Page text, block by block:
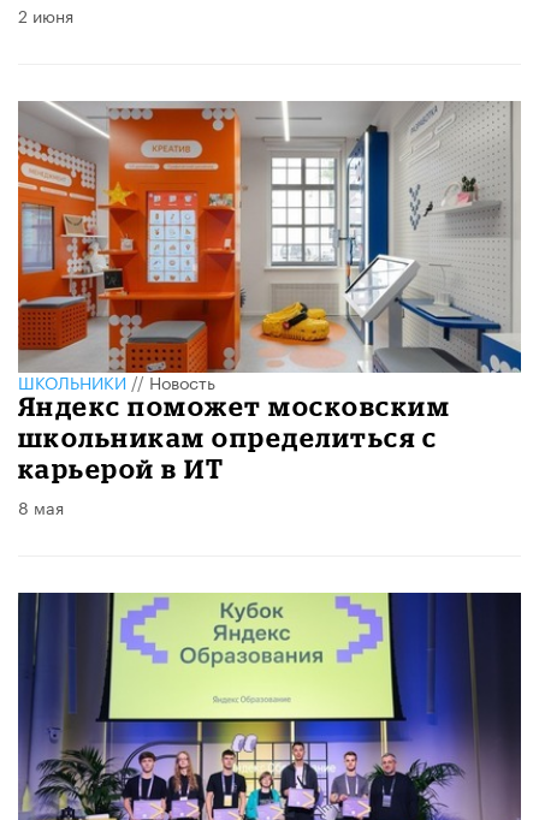
2 июня
ШКОЛЬНИКИ//Новость
Яндекс поможет московским
школьникам определиться с
карьерой в ИТ
8 мая